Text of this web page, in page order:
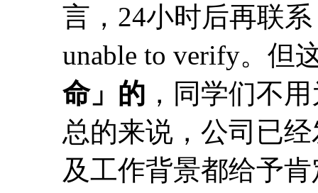
言，24小时后再联
unable to verify。但
命」的 ，同学们不
总的来说，公司已
及工作背景都给予肯